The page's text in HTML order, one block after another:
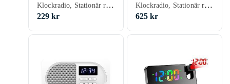
alarm Svart
Klockradio, Stationär radio, FM, Batteri, Klockradio med alarm, Projicering av tid, USB
229 kr
Klockradio, Stationär radio, FM, DAB, DAB+, RDS-radio, Klockradio med alarm, Projicering av tid, Display, USB
625 kr